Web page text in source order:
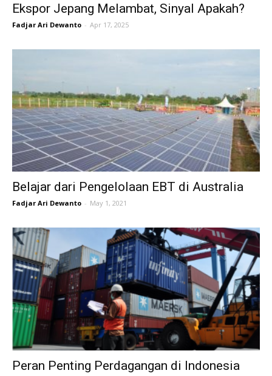
Ekspor Jepang Melambat, Sinyal Apakah?
Fadjar Ari Dewanto - Apr 17, 2025
Belajar dari Pengelolaan EBT di Australia
Fadjar Ari Dewanto - May 1, 2021
Peran Penting Perdagangan di Indonesia